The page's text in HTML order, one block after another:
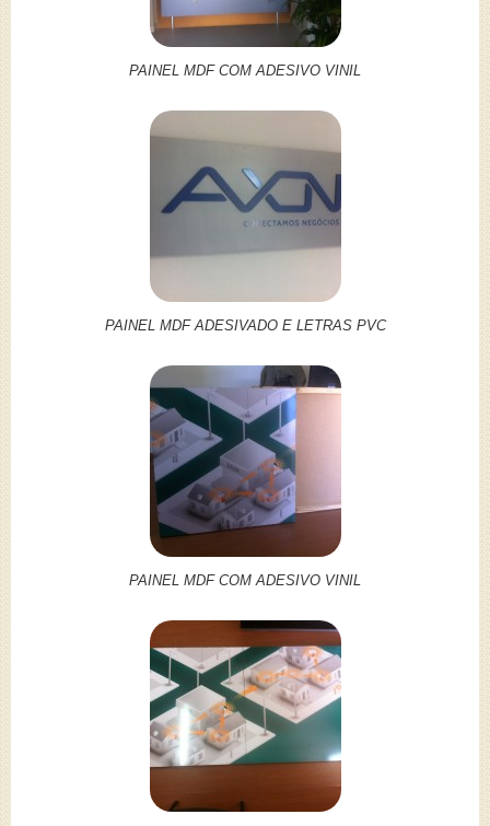
PAINEL MDF COM ADESIVO VINIL
PAINEL MDF ADESIVADO E LETRAS PVC
PAINEL MDF COM ADESIVO VINIL